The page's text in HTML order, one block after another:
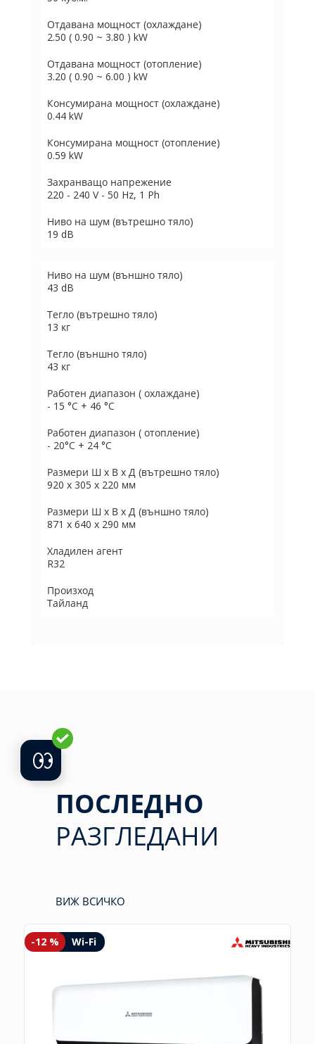
Отдавана мощност (охлаждане)
2.50 ( 0.90 ~ 3.80 ) kW
Отдавана мощност (отопление)
3.20 ( 0.90 ~ 6.00 ) kW
Консумирана мощност (охлаждане)
0.44 kW
Консумирана мощност (отопление)
0.59 kW
Захранващо напрежение
220 - 240 V - 50 Hz, 1 Ph
Ниво на шум (вътрешно тяло)
19 dB
Ниво на шум (външно тяло)
43 dB
Тегло (вътрешно тяло)
13 кг
Тегло (външно тяло)
43 кг
Работен диапазон ( охлаждане)
- 15 °C + 46 °C
Работен диапазон ( отопление)
- 20°C + 24 °C
Размери Ш х В х Д (вътрешно тяло)
920 х 305 х 220 мм
Размери Ш х В х Д (външно тяло)
871 х 640 х 290 мм
Хладилен агент
R32
Произход
Тайланд
ПОСЛЕДНО
РАЗГЛЕДАНИ
ВИЖ ВСИЧКО
-12 % Wi-Fi